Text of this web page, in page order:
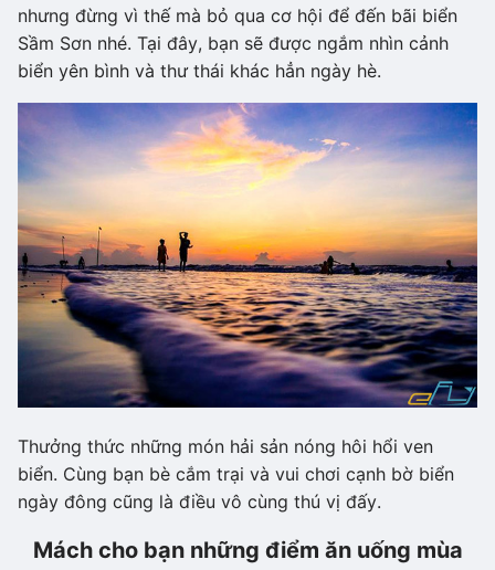
nhưng đừng vì thế mà bỏ qua cơ hội để đến bãi biển
Sầm Sơn nhé. Tại đây, bạn sẽ được ngắm nhìn cảnh
biển yên bình và thư thái khác hẳn ngày hè.
Thưởng thức những món hải sản nóng hôi hổi ven
biển. Cùng bạn bè cắm trại và vui chơi cạnh bờ biển
ngày đông cũng là điều vô cùng thú vị đấy.
Mách cho bạn những điểm ăn uống mùa